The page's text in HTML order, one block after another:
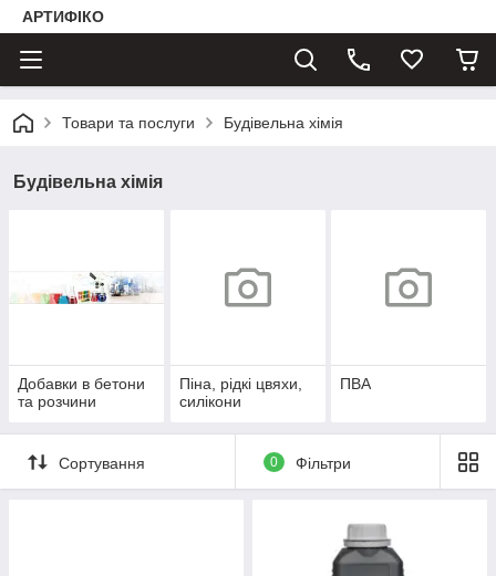
АРТИФІКО
Товари та послуги Будівельна хімія
Будівельна хімія
Добавки в бетони
та розчини
Піна, рідкі цвяхи,
силікони
ПВА
Сортування 0 Фільтри